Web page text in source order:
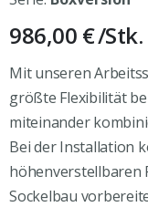
986,00 €/Stk.
Mit unseren
größte Flexibilität
miteinander
Bei der Installation
höhenverstellbaren
Sockelbau